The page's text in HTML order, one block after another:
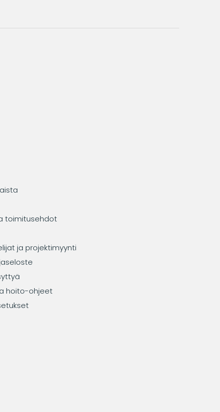
toimitusehdot
ja projektimyynti
hoito-ohjeet